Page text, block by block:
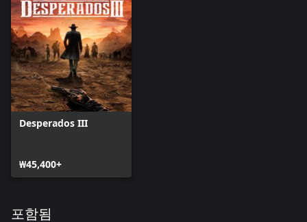
Desperados III
₩45,400+
포함됨